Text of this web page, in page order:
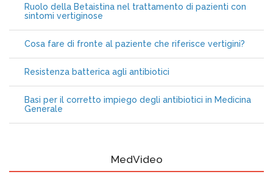
Ruolo della Betaistina nel trattamento di pazienti con
sintomi vertiginose
Cosa fare di fronte al paziente che riferisce vertigini?
Resistenza batterica agli antibiotici
Basi per il corretto impiego degli antibiotici in Medicina
Generale
MedVideo